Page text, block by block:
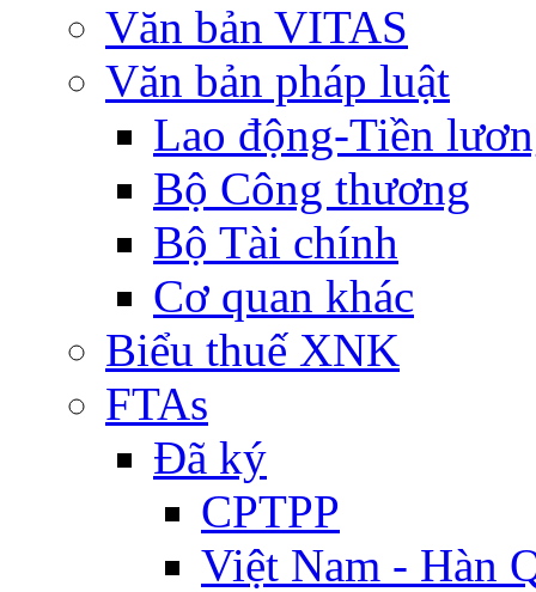
Văn bản VITAS
Văn bản pháp luật
Lao động-Tiền
Bộ Công thương
Bộ Tài chính
Cơ quan khác
Biểu thuế XNK
FTAs
Đã ký
CPTPP
Việt Nam - Hàn